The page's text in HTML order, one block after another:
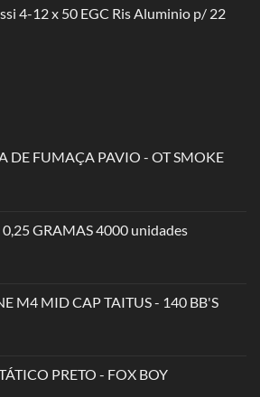
4-12 x 50 EGC Ris Aluminio p/ 22
DE FUMAÇA PAVIO - OT SMOKE
0,25 GRAMAS 4000 unidades
M4 MID CAP TAITUS - 140 BB'S
PRETO - FOX BOY